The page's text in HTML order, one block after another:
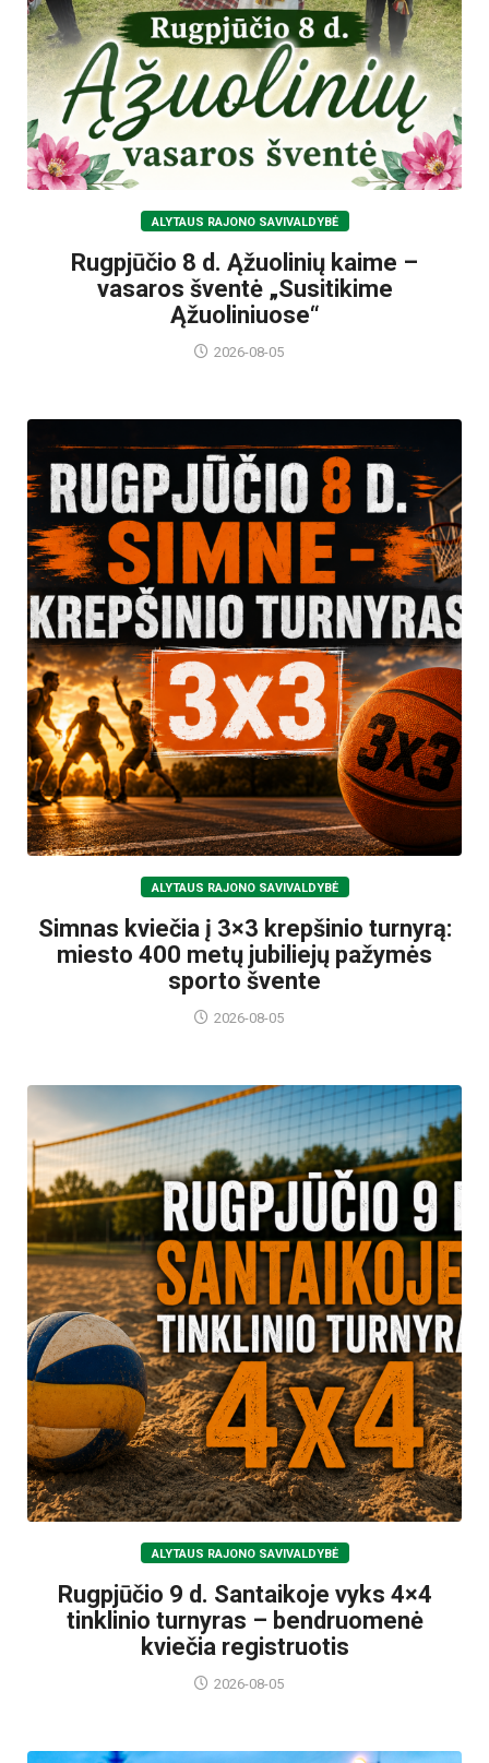
ALYTAUS RAJONO SAVIVALDYBĖ
Rugpjūčio 8 d. Ąžuolinių kaime –
vasaros šventė „Susitikime
Ąžuoliniuose“
2026-08-05
ALYTAUS RAJONO SAVIVALDYBĖ
Simnas kviečia į 3×3 krepšinio turnyrą:
miesto 400 metų jubiliejų pažymės
sporto švente
2026-08-05
ALYTAUS RAJONO SAVIVALDYBĖ
Rugpjūčio 9 d. Santaikoje vyks 4×4
tinklinio turnyras – bendruomenė
kviečia registruotis
2026-08-05